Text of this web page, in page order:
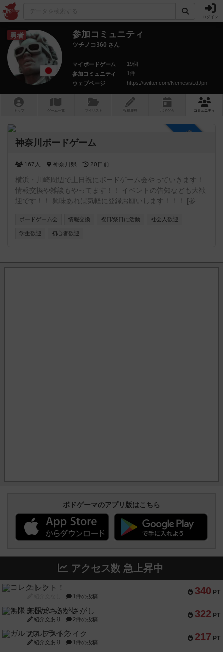
ログイン
勇者 参加コミュニティ
ツチノコ360 さん
マイボードゲーム
19個
参加コミュニティ
1件
ウェブページ
https://twitter.com/NemesisLdJpn
トップ ゲーム一覧 マイリスト 投稿履歴 ボ ドゲ コミュニティ
神奈川ボードゲーム
167人 神奈川県 20日前
横浜・川崎周辺で土日祝にボードゲーム会やっていきます！
情報交換や雑談もやってます！！ イベントの告知なども大歓
迎です！！ 興味あれば気軽に登録お願いします！！！ [参加
てます) https://line.me/ti/g2/5_rzkfTnDYAR87LOQV7Vcw?
utm_source=invitation&utm_medium=link_copy&utm_campai
ボードゲーム会 情報交換 祝日/祭日に活動 社会人歓迎
学生歓迎 初心者歓迎
ボドゲーマのアプリ版はこちら
アクセス数 急上昇中
340 PT
コレクト！
1件の投稿
322 PT
無限まちがいさがし
紹介文あり 2件の投稿
217 PT
ガルフストライク
紹介文あり 1件の投稿